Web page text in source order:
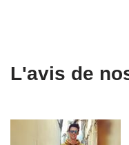
L'avis de